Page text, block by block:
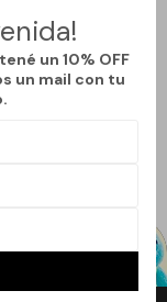
un 10% OFF
un mail con tu